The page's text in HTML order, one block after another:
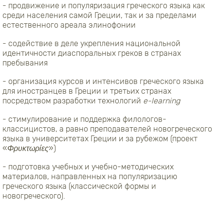
- продвижение и популяризация греческого языка как
среди населения самой Греции, так и за пределами
естественного ареала элинофонии
- содействие в деле укрепления национальной
идентичности диаспоральных греков в странах
пребывания
- организация курсов и интенсивов греческого языка
для иностранцев в Греции и третьих странах
посредством разработки технологий e-learning
- стимулирование и поддержка филологов-
классицистов, а равно преподавателей новогреческого
языка в университетах Греции и за рубежом (проект
«Φρυκτωρίες»)
- подготовка учебных и учебно-методических
материалов, направленных на популяризацию
греческого языка (классической формы и
новогреческого).